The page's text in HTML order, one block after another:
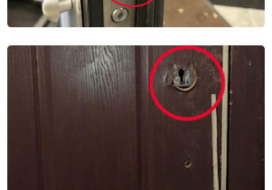
ВСКРЫТИЕ ДВЕРЕЙ